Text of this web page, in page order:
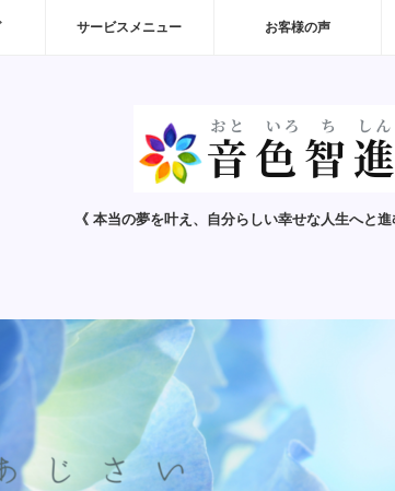
サービスメニュー お客様の声
《 本当の夢を叶え、自分らしい幸せな人生へと進